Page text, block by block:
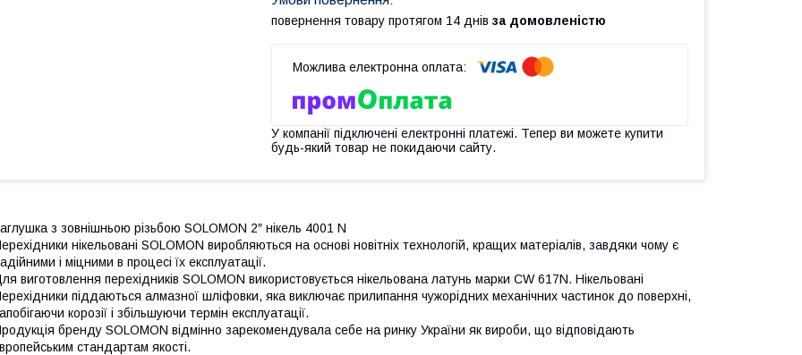
повернення товару протягом 14 днів за домовленістю
У компанії підключені електронні платежі. Тепер ви можете купити
будь-який товар не покидаючи сайту.
з зовнішньою різьбою SOLOMON 2″ нікель 4001 N
нікельовані SOLOMON виробляються на основі новітніх технологій, кращих матеріалів, завдяки чому є
і міцними в процесі їх експлуатації.
виготовлення перехідників SOLOMON використовується нікельована латунь марки CW 617N. Нікельовані
піддаються алмазної шліфовки, яка виключає прилипання чужорідних механічних частинок до поверхні,
корозії і збільшуючи термін експлуатації.
бренду SOLOMON відмінно зарекомендувала себе на ринку України як вироби, що відповідають
стандартам якості.